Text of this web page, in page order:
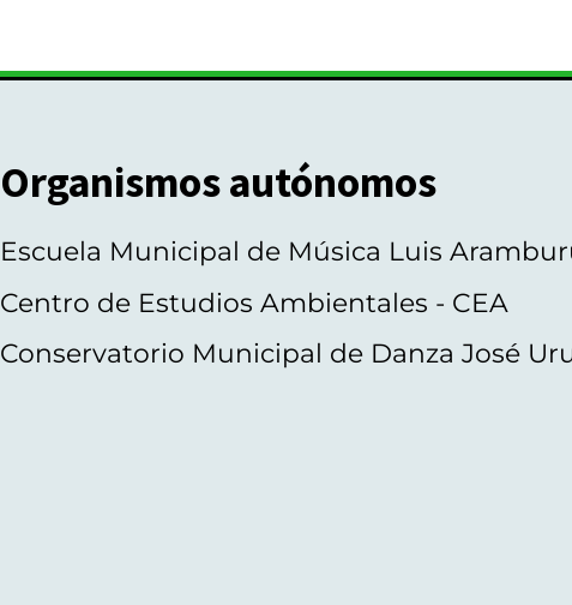
Organismos autónomos
Escuela Municipal de Música Luis
Centro de Estudios Ambientales - CEA
Conservatorio Municipal de Danza José